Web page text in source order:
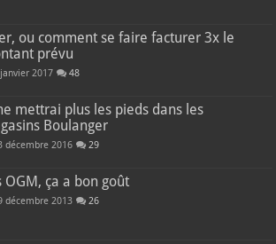
ou comment se faire facturer 3x le
prévu
2017 48
mettrai plus les pieds dans les
Boulanger
décembre 2016 29
OGM, ça a bon goût
décembre 2013 26